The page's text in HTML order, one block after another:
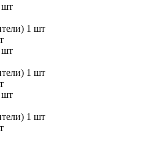
шт
1 шт
шт
1 шт
шт
1 шт